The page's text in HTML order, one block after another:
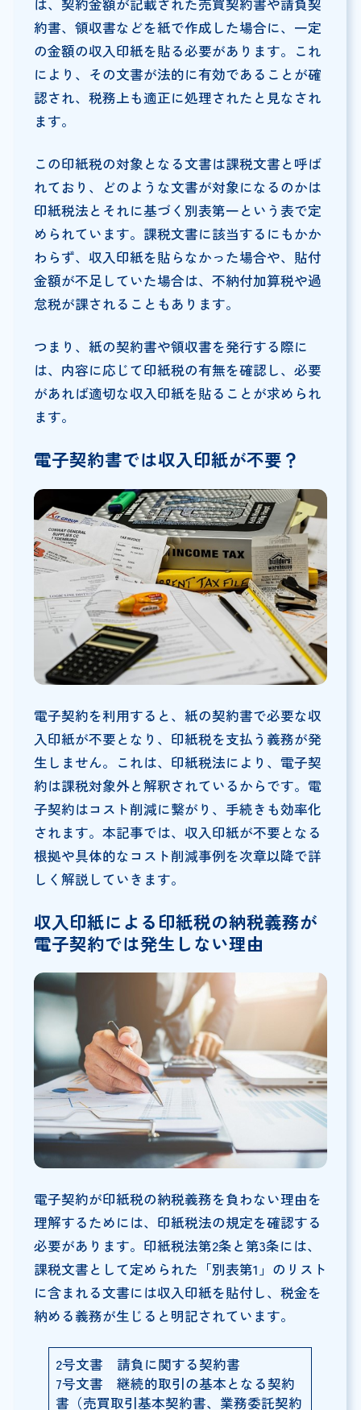
は、契約金額が記載された売買契約書や請負契
約書、領収書などを紙で作成した場合に、一定
の金額の収入印紙を貼る必要があります。これ
により、その文書が法的に有効であることが確
認され、税務上も適正に処理されたと見なされ
ます。
この印紙税の対象となる文書は課税文書と呼ば
れており、どのような文書が対象になるのかは
印紙税法とそれに基づく別表第一という表で定
められています。課税文書に該当するにもかか
わらず、収入印紙を貼らなかった場合や、貼付
金額が不足していた場合は、不納付加算税や過
怠税が課されることもあります。
つまり、紙の契約書や領収書を発行する際に
は、内容に応じて印紙税の有無を確認し、必要
があれば適切な収入印紙を貼ることが求められ
ます。
電子契約書では収入印紙が不要？
電子契約を利用すると、紙の契約書で必要な収
入印紙が不要となり、印紙税を支払う義務が発
生しません。これは、印紙税法により、電子契
約は課税対象外と解釈されているからです。電
子契約はコスト削減に繋がり、手続きも効率化
されます。本記事では、収入印紙が不要となる
根拠や具体的なコスト削減事例を次章以降で詳
しく解説していきます。
収入印紙による印紙税の納税義務が
電子契約では発生しない理由
電子契約が印紙税の納税義務を負わない理由を
理解するためには、印紙税法の規定を確認する
必要があります。印紙税法第2条と第3条には、
課税文書として定められた「別表第1」のリスト
に含まれる文書には収入印紙を貼付し、税金を
納める義務が生じると明記されています。
2号文書 請負に関する契約書
7号文書 継続的取引の基本となる契約
書（売買取引基本契約書、業務委託契約